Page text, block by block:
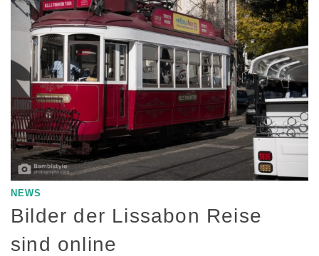
NEWS
Bilder der Lissabon Reise
sind online